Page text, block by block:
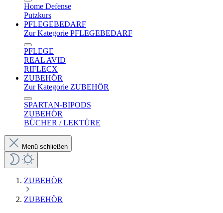
Home Defense
Putzkurs
PFLEGEBEDARF
Zur Kategorie PFLEGEBEDARF
PFLEGE
REAL AVID
RIFLECX
ZUBEHÖR
Zur Kategorie ZUBEHÖR
SPARTAN-BIPODS
ZUBEHÖR
BÜCHER / LEKTÜRE
Menü schließen
ZUBEHÖR
ZUBEHÖR